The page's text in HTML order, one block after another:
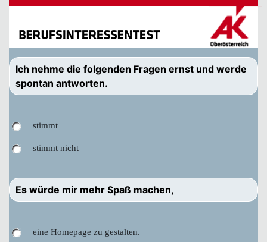
Ich nehme die folgenden Fragen ernst und werde
spontan antworten.
stimmt
stimmt nicht
Es würde mir mehr Spaß machen,
eine Homepage zu gestalten.